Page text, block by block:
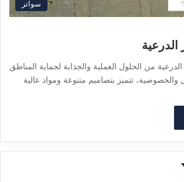
سواتر
من الحلول العملية والجذابة لحماية المناطق
والخصوصية، تتميز بتصاميم متنوعة ومواد عالية